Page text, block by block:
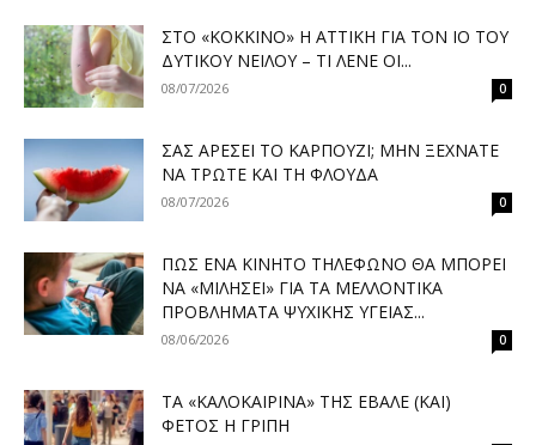
ΣΤΟ «ΚΌΚΚΙΝΟ» Η ΑΤΤΙΚΉ ΓΙΑ ΤΟΝ ΙΌ ΤΟΥ
ΔΥΤΙΚΟΎ ΝΕΊΛΟΥ – ΤΙ ΛΈΝΕ ΟΙ...
08/07/2026 0
ΣΑΣ ΑΡΈΣΕΙ ΤΟ ΚΑΡΠΟΎΖΙ; ΜΗΝ ΞΕΧΝΆΤΕ
ΝΑ ΤΡΏΤΕ ΚΑΙ ΤΗ ΦΛΟΎΔΑ
08/07/2026 0
ΠΏΣ ΈΝΑ ΚΙΝΗΤΌ ΤΗΛΈΦΩΝΟ ΘΑ ΜΠΟΡΕΊ
ΝΑ «ΜΙΛΉΣΕΙ» ΓΙΑ ΤΑ ΜΕΛΛΟΝΤΙΚΆ
ΠΡΟΒΛΉΜΑΤΑ ΨΥΧΙΚΉΣ ΥΓΕΊΑΣ...
08/06/2026 0
ΤΑ «ΚΑΛΟΚΑΙΡΙΝΆ» ΤΗΣ ΈΒΑΛΕ (ΚΑΙ)
ΦΈΤΟΣ Η ΓΡΊΠΗ